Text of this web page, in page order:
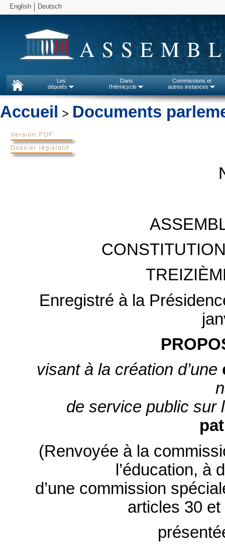
English Deutsch
Les
députés
Dans
l'Hémicycle
Commissions et
autres instances
Accueil > Documents
Enregistré à la
visant à la création d’une
de service public sur
(Renvoyée à la
l’éducation, à
d’une commission
articles 30